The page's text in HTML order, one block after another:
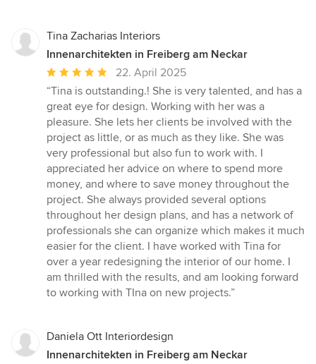
Tina Zacharias Interiors
Innenarchitekten in Freiberg am Neckar
Durchschnittliche
Bewertung:
5
von
5
Sternen
22. April 2025
“Tina is outstanding.! She is very talented, and has a
great eye for design. Working with her was a
pleasure. She lets her clients be involved with the
project as little, or as much as they like. She was
very professional but also fun to work with. I
appreciated her advice on where to spend more
money, and where to save money throughout the
project. She always provided several options
throughout her design plans, and has a network of
professionals she can organize which makes it much
easier for the client. I have worked with Tina for
over a year redesigning the interior of our home. I
am thrilled with the results, and am looking forward
to working with TIna on new projects.”
Daniela Ott Interiordesign
Innenarchitekten in Freiberg am Neckar